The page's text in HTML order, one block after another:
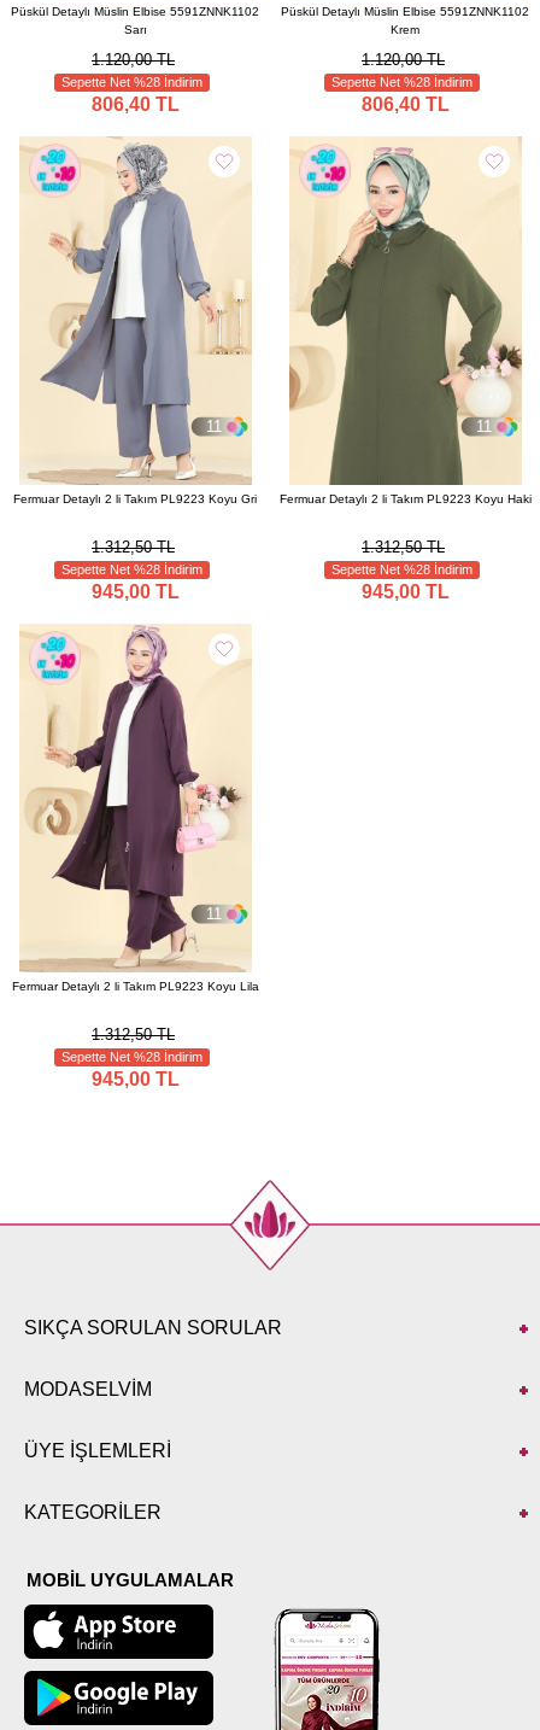
Püskül Detaylı Müslin Elbise 5591ZNNK1102
Sarı
1.120,00 TL
Sepette Net %28 İndirim
806,40 TL
Püskül Detaylı Müslin Elbise 5591ZNNK1102
Krem
1.120,00 TL
Sepette Net %28 İndirim
806,40 TL
11
Fermuar Detaylı 2 li Takım PL9223 Koyu Gri
1.312,50 TL
Sepette Net %28 İndirim
945,00 TL
11
Fermuar Detaylı 2 li Takım PL9223 Koyu Haki
1.312,50 TL
Sepette Net %28 İndirim
945,00 TL
11
Fermuar Detaylı 2 li Takım PL9223 Koyu Lila
1.312,50 TL
Sepette Net %28 İndirim
945,00 TL
SIKÇA SORULAN SORULAR
MODASELVİM
ÜYE İŞLEMLERİ
KATEGORİLER
MOBİL UYGULAMALAR